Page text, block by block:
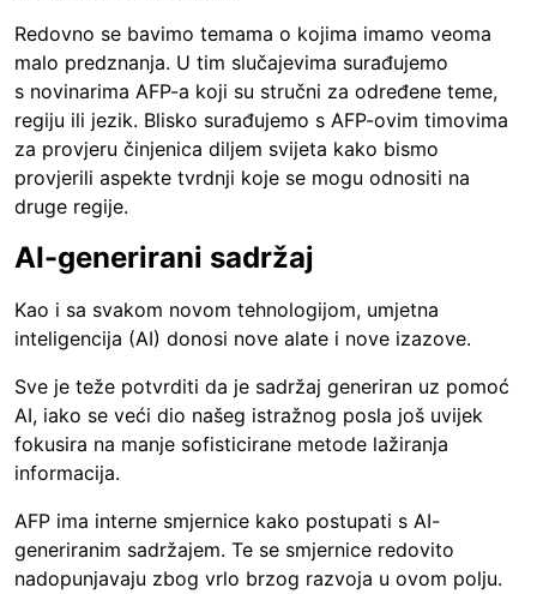
Redovno se bavimo temama o kojima imamo veoma
malo predznanja. U tim slučajevima surađujemo
s novinarima AFP-a koji su stručni za određene teme,
regiju ili jezik. Blisko surađujemo s AFP-ovim timovima
za provjeru činjenica diljem svijeta kako bismo
provjerili aspekte tvrdnji koje se mogu odnositi na
druge regije.
AI-generirani sadržaj
Kao i sa svakom novom tehnologijom, umjetna
inteligencija (AI) donosi nove alate i nove izazove.
Sve je teže potvrditi da je sadržaj generiran uz pomoć
AI, iako se veći dio našeg istražnog posla još uvijek
fokusira na manje sofisticirane metode lažiranja
informacija.
AFP ima interne smjernice kako postupati s AI-
generiranim sadržajem. Te se smjernice redovito
nadopunjavaju zbog vrlo brzog razvoja u ovom polju.